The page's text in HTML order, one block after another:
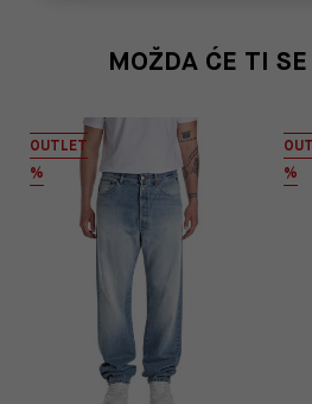
MOŽDA ĆE TI
OUTLET
%
%